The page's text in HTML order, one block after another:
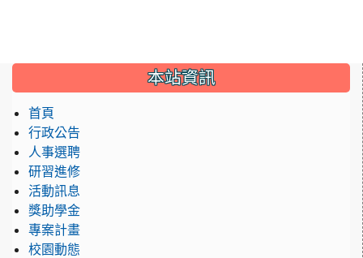
::: 本站資訊
首頁
行政公告
人事選聘
研習進修
活動訊息
獎助學金
專案計畫
校園動態